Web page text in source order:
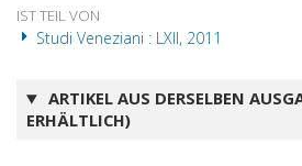
IST TEIL VON
Studi Veneziani : LXII, 2011
ARTIKEL AUS DERSELBEN
ERHÄLTLICH)